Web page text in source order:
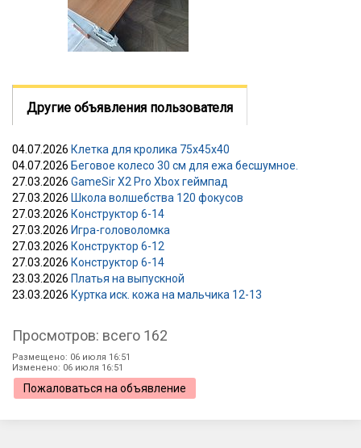
Другие объявления пользователя
04.07.2026 Клетка для кролика 75х45х40
04.07.2026 Беговое колесо 30 см для ежа бесшумное.
27.03.2026 GameSir X2 Pro Xbox геймпад
27.03.2026 Школа волшебства 120 фокусов
27.03.2026 Конструктор 6-14
27.03.2026 Игра-головоломка
27.03.2026 Конструктор 6-12
27.03.2026 Конструктор 6-14
23.03.2026 Платья на выпускной
23.03.2026 Куртка иск. кожа на мальчика 12-13
Просмотров: всего 162
Размещено: 06 июля 16:51
Изменено: 06 июля 16:51
Пожаловаться на объявление